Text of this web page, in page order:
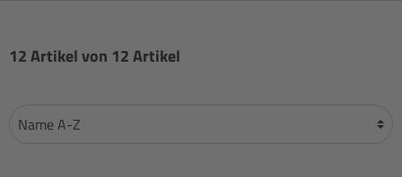
12 Artikel von 12 Artikel